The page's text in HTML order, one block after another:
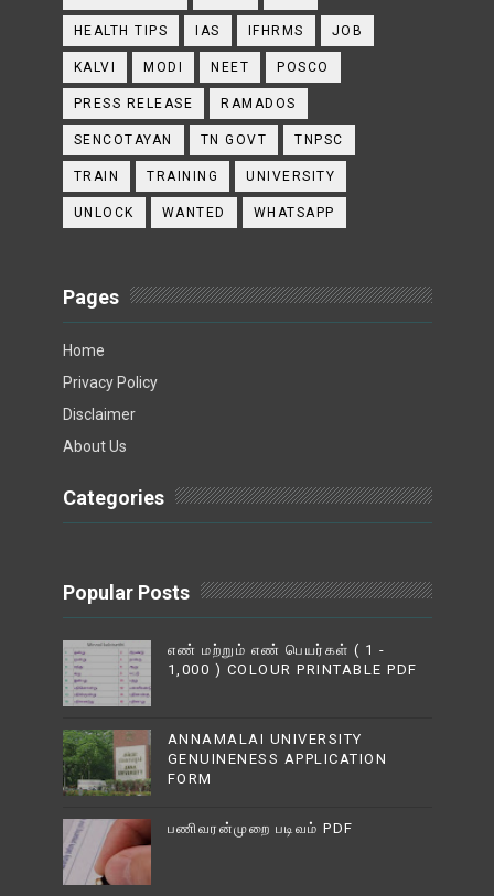
HEALTH TIPS IAS IFHRMS JOB
KALVI MODI NEET POSCO
PRESS RELEASE RAMADOS
SENCOTAYAN TN GOVT TNPSC
TRAIN TRAINING UNIVERSITY
UNLOCK WANTED WHATSAPP
Pages
Home
Privacy Policy
Disclaimer
About Us
Categories
Popular Posts
எண் மற்றும் எண் பெயர்கள் ( 1 -
1,000 ) COLOUR PRINTABLE PDF
ANNAMALAI UNIVERSITY
GENUINENESS APPLICATION
FORM
பணிவரன்முறை படிவம் PDF